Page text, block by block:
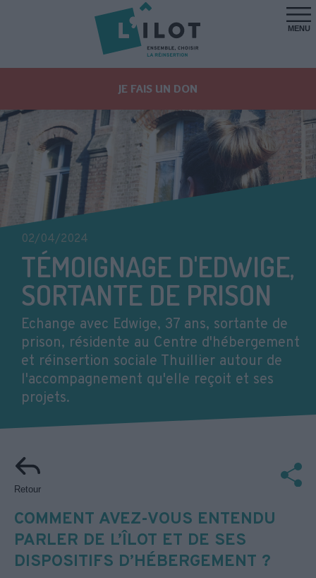
MENU
JE FAIS UN DON
02/04/2024
TÉMOIGNAGE D'EDWIGE,
SORTANTE DE PRISON
Echange avec Edwige, 37 ans, sortante de
prison, résidente au Centre d'hébergement
et réinsertion sociale Thuillier autour de
l'accompagnement qu'elle reçoit et ses
projets.
Retour
COMMENT AVEZ-VOUS ENTENDU
PARLER DE L’ÎLOT ET DE SES
DISPOSITIFS D’HÉBERGEMENT ?